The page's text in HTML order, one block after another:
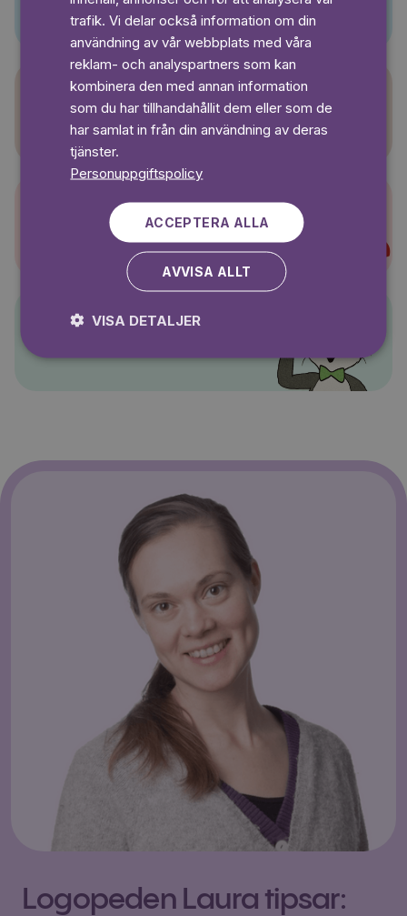
Sagasagor
Super-Charlie
Logopeden Laura tipsar:
trafik. Vi delar också information om din
användning av vår webbplats med våra
reklam- och analyspartners som kan
kombinera den med annan information
som du har tillhandahållit dem eller som de
har samlat in från din användning av deras
tjänster.
Personuppgiftspolicy
ACCEPTERA ALLA
AVVISA ALLT
VISA DETALJER